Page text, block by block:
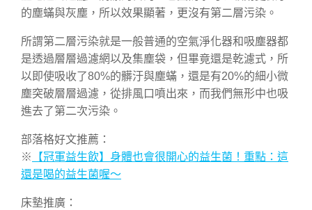
的塵蟎與灰塵，所以效果顯著，更沒有第二層污染。
所謂第二層污染就是一般普通的空氣淨化器和吸塵器都
是透過層層過濾網以及集塵袋，但畢竟還是乾濾式，所
以即使吸收了80%的髒汙與塵蟎，還是有20%的細小微
塵突破層層過濾，從排風口噴出來，而我們無形中也吸
進去了第二次污染。
部落格好文推薦：
※
【冠軍益生飲】身體也會很開心的益生菌！重點：這
還是喝的益生菌喔～
床墊推廣：